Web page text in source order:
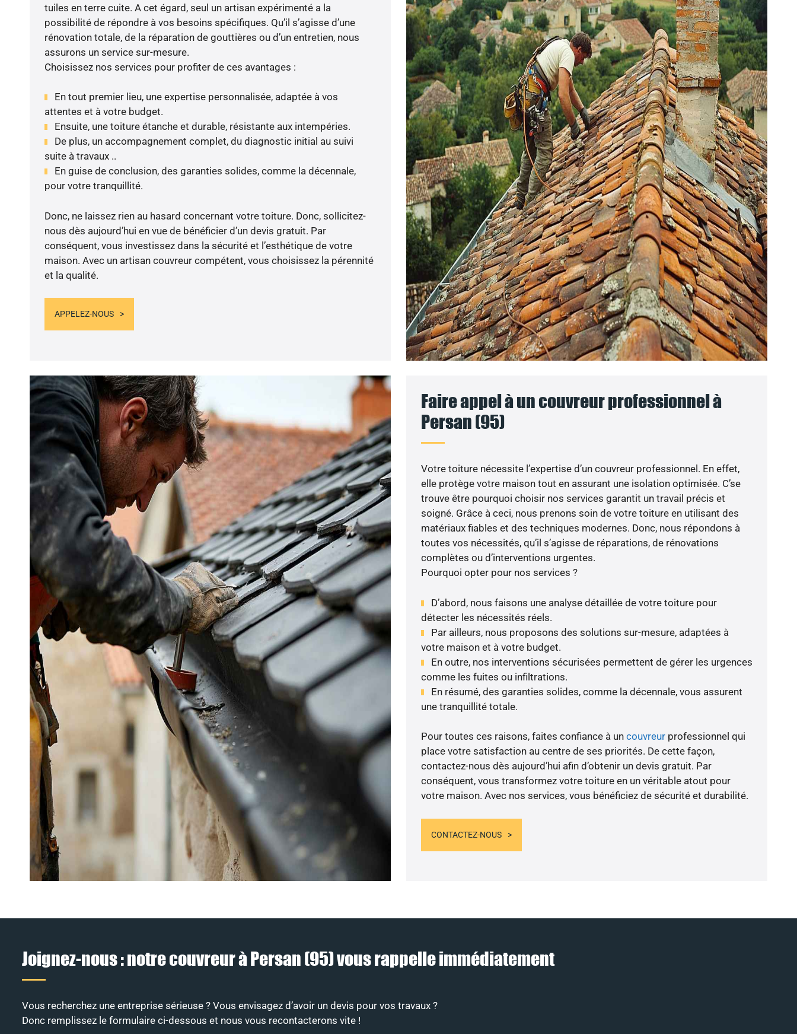
tuiles en terre cuite. A cet égard, seul un artisan expérimenté a la
possibilité de répondre à vos besoins spécifiques. Qu’il s’agisse d’une
rénovation totale, de la réparation de gouttières ou d’un entretien, nous
assurons un service sur-mesure.
Choisissez nos services pour profiter de ces avantages :
En tout premier lieu, une expertise personnalisée, adaptée à vos
attentes et à votre budget.
Ensuite, une toiture étanche et durable, résistante aux intempéries.
De plus, un accompagnement complet, du diagnostic initial au suivi
suite à travaux ..
En guise de conclusion, des garanties solides, comme la décennale,
pour votre tranquillité.
Donc, ne laissez rien au hasard concernant votre toiture. Donc, sollicitez-
nous dès aujourd’hui en vue de bénéficier d’un devis gratuit. Par
conséquent, vous investissez dans la sécurité et l’esthétique de votre
maison. Avec un artisan couvreur compétent, vous choisissez la pérennité
et la qualité.
APPELEZ-NOUS
Faire appel à un couvreur professionnel à
Persan (95)
Votre toiture nécessite l’expertise d’un couvreur professionnel. En effet,
elle protège votre maison tout en assurant une isolation optimisée. C’se
trouve être pourquoi choisir nos services garantit un travail précis et
soigné. Grâce à ceci, nous prenons soin de votre toiture en utilisant des
matériaux fiables et des techniques modernes. Donc, nous répondons à
toutes vos nécessités, qu’il s’agisse de réparations, de rénovations
complètes ou d’interventions urgentes.
Pourquoi opter pour nos services ?
D’abord, nous faisons une analyse détaillée de votre toiture pour
détecter les nécessités réels.
Par ailleurs, nous proposons des solutions sur-mesure, adaptées à
votre maison et à votre budget.
En outre, nos interventions sécurisées permettent de gérer les urgences
comme les fuites ou infiltrations.
En résumé, des garanties solides, comme la décennale, vous assurent
une tranquillité totale.
Pour toutes ces raisons, faites confiance à un couvreurprofessionnel qui
place votre satisfaction au centre de ses priorités. De cette façon,
contactez-nous dès aujourd’hui afin d’obtenir un devis gratuit. Par
conséquent, vous transformez votre toiture en un véritable atout pour
votre maison. Avec nos services, vous bénéficiez de sécurité et durabilité.
CONTACTEZ-NOUS
Joignez-nous : notre couvreur à Persan (95) vous rappelle immédiatement
Vous recherchez une entreprise sérieuse ? Vous envisagez d’avoir un devis pour vos travaux ?
Donc remplissez le formulaire ci-dessous et nous vous recontacterons vite !